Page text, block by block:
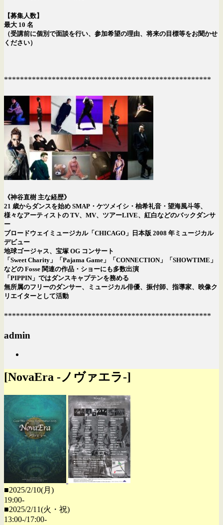
【募集人数】
最大 10 名
（受講前に個別で面談を行い、参加希望の理由、将来の目標等をお聞かせ
ください）
****************************************************
《神谷直樹 主な経歴》
21 歳からダンスを始め SMAP・ケツメイシ・柚希礼音・望海風斗等、
様々なアーティストの TV、MV、ツアーLIVE、紅白などのバックダンサ
ー
ブロードウェイミュージカル「CHICAGO」日本版 2008 年ミュージカル
デビュー
地球ゴージャス、宝塚 OG コンサート
「Sweet Charity」「Pajama Game」「CONNECTION」「SHOWTIME」
などの Fosse 関連の作品・ショーにも多数出演
「PIPPIN」ではダンスキャプテンを務める
無所属のフリーのダンサー、ミュージカル俳優、振付師、指導家、映像ク
リエイターとして活動
****************************************************
admin
[NovaEra -ノヴァエラ-]
■2025/2/10(月)
19:00-
■2025/2/11(火・祝)
13:00-/17:00-